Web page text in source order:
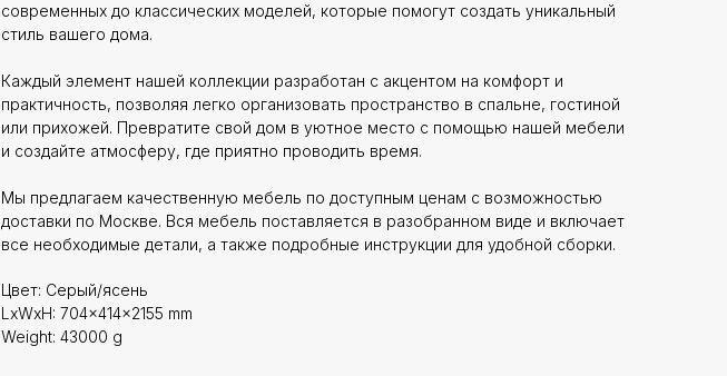
современных до классических моделей, которые помогут создать уникальный
стиль вашего дома.
Каждый элемент нашей коллекции разработан с акцентом на комфорт и
практичность, позволяя легко организовать пространство в спальне, гостиной
или прихожей. Превратите свой дом в уютное место с помощью нашей мебели
и создайте атмосферу, где приятно проводить время.
Мы предлагаем качественную мебель по доступным ценам с возможностью
доставки по Москве. Вся мебель поставляется в разобранном виде и включает
все необходимые детали, а также подробные инструкции для удобной сборки.
Цвет: Серый/ясень
LxWxH: 704x414x2155 mm
Weight: 43000 g